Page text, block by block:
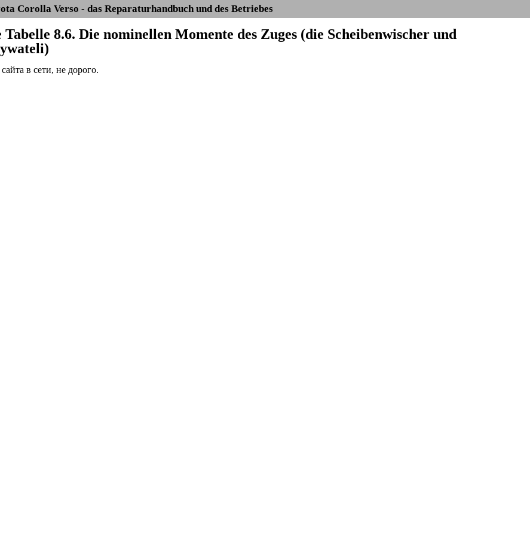
Corolla Verso - das Reparaturhandbuch und des Betriebes
Tabelle 8.6. Die nominellen Momente des Zuges (die Scheibenwischer und
в сети, не дорого.